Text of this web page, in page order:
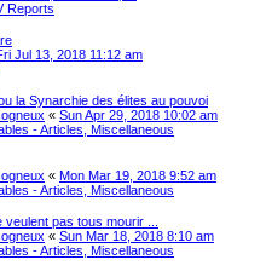
Reports
Jul 13, 2018 11:12 am
la Synarchie des élites au pouvoi
« Sun Apr 29, 2018 10:02 am
- Articles, Miscellaneous
« Mon Mar 19, 2018 9:52 am
- Articles, Miscellaneous
pas tous mourir ...
« Sun Mar 18, 2018 8:10 am
- Articles, Miscellaneous